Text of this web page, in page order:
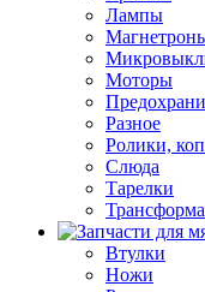
Лампы
Моторы
Разное
Ролики,
Слюда
Тарелки
Втулки
Ножи